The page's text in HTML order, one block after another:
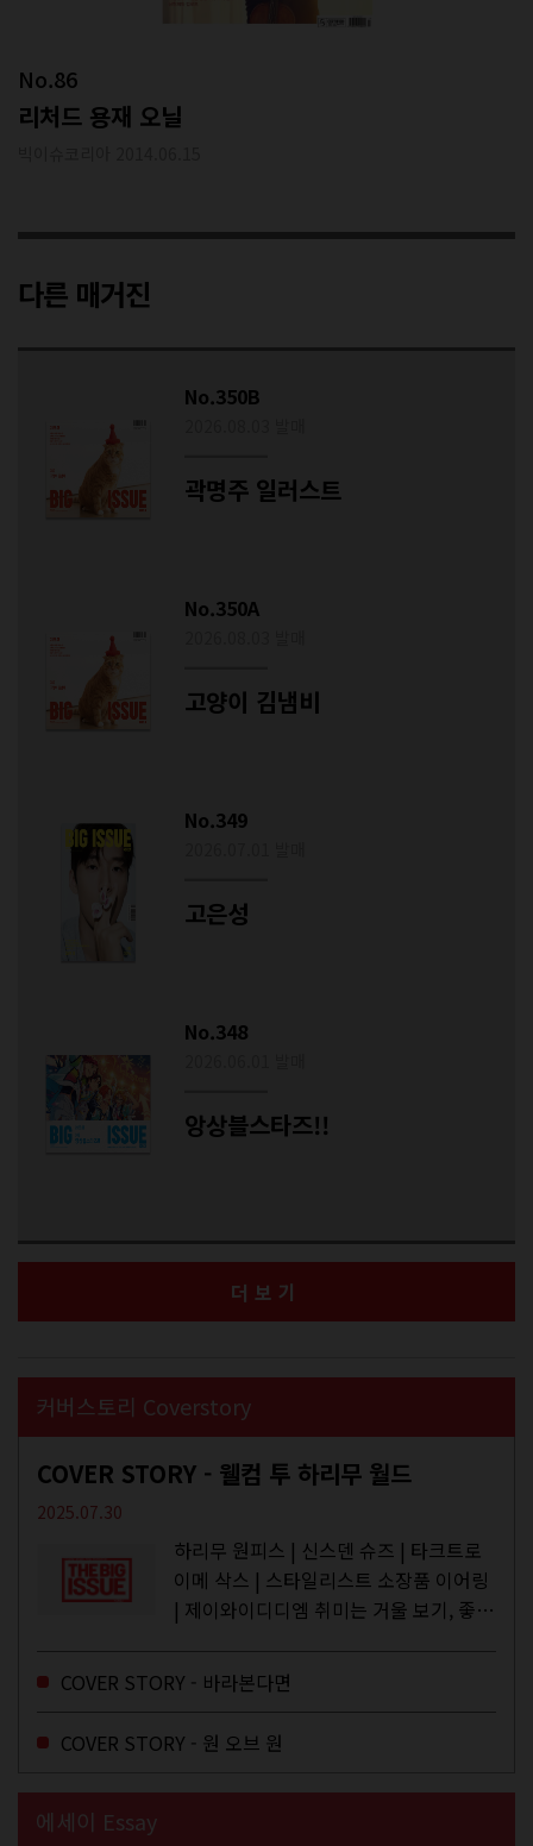
No.86
리처드 용재 오닐
다른 매거진
No.350B
곽명주 일러스트
No.350A
고양이 김냄비
No.349
고은성
No.348
앙상블스타즈!!
더보기
커버스토리 Coverstory
COVER STORY - 웰컴 투 하리무 월드
2025.07.30
하리무 원피스 | 신스덴 슈즈 | 타크트로
이메 삭스 | 스타일리스트 소장품 이어링
| 제이와이디디엠 취미는 거울 보기, 좋아
주와...
COVER STORY - 바라본다면
COVER STORY - 원 오브 원
에세이 Essay